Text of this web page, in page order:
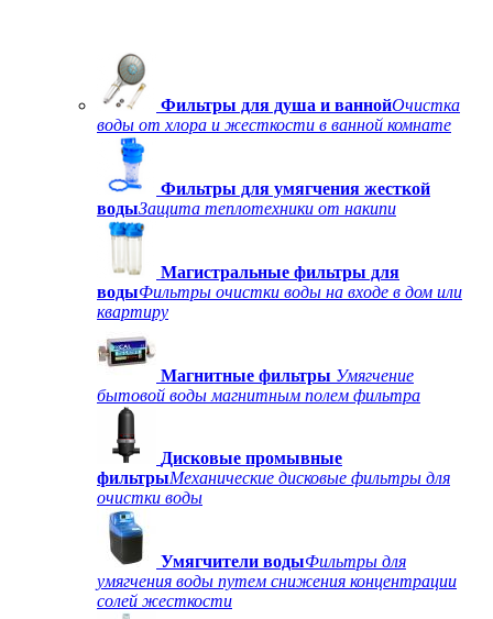
Фильтры для душа и ваннойОчистка
воды от хлора и жесткости в ванной комнате
Фильтры для умягчения жесткой
водыЗащита теплотехники от накипи
Магистральные фильтры для
водыФильтры очистки воды на входе в дом или
квартиру
Магнитные фильтры Умягчение
бытовой воды магнитным полем фильтра
Дисковые промывные
фильтрыМеханические дисковые фильтры для
очистки воды
Умягчители водыФильтры для
умягчения воды путем снижения концентрации
солей жесткости